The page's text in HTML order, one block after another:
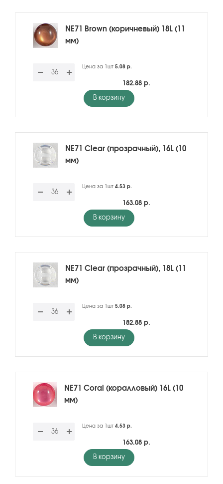
NE71 Brown (коричневый) 18L (11
мм)
Цена за 1шт 5.08 р.
182.88 р.
В корзину
NE71 Clear (прозрачный), 16L (10
мм)
Цена за 1шт 4.53 р.
163.08 р.
В корзину
NE71 Clear (прозрачный), 18L (11
мм)
Цена за 1шт 5.08 р.
182.88 р.
В корзину
NE71 Coral (коралловый) 16L (10
мм)
Цена за 1шт 4.53 р.
163.08 р.
В корзину